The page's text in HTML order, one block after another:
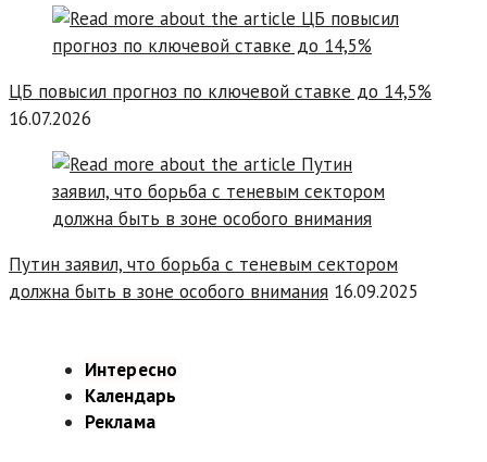
ЦБ повысил прогноз по ключевой ставке до 14,5%
16.07.2026
Путин заявил, что борьба с теневым сектором
должна быть в зоне особого внимания 16.09.2025
Интересно
Календарь
Реклама